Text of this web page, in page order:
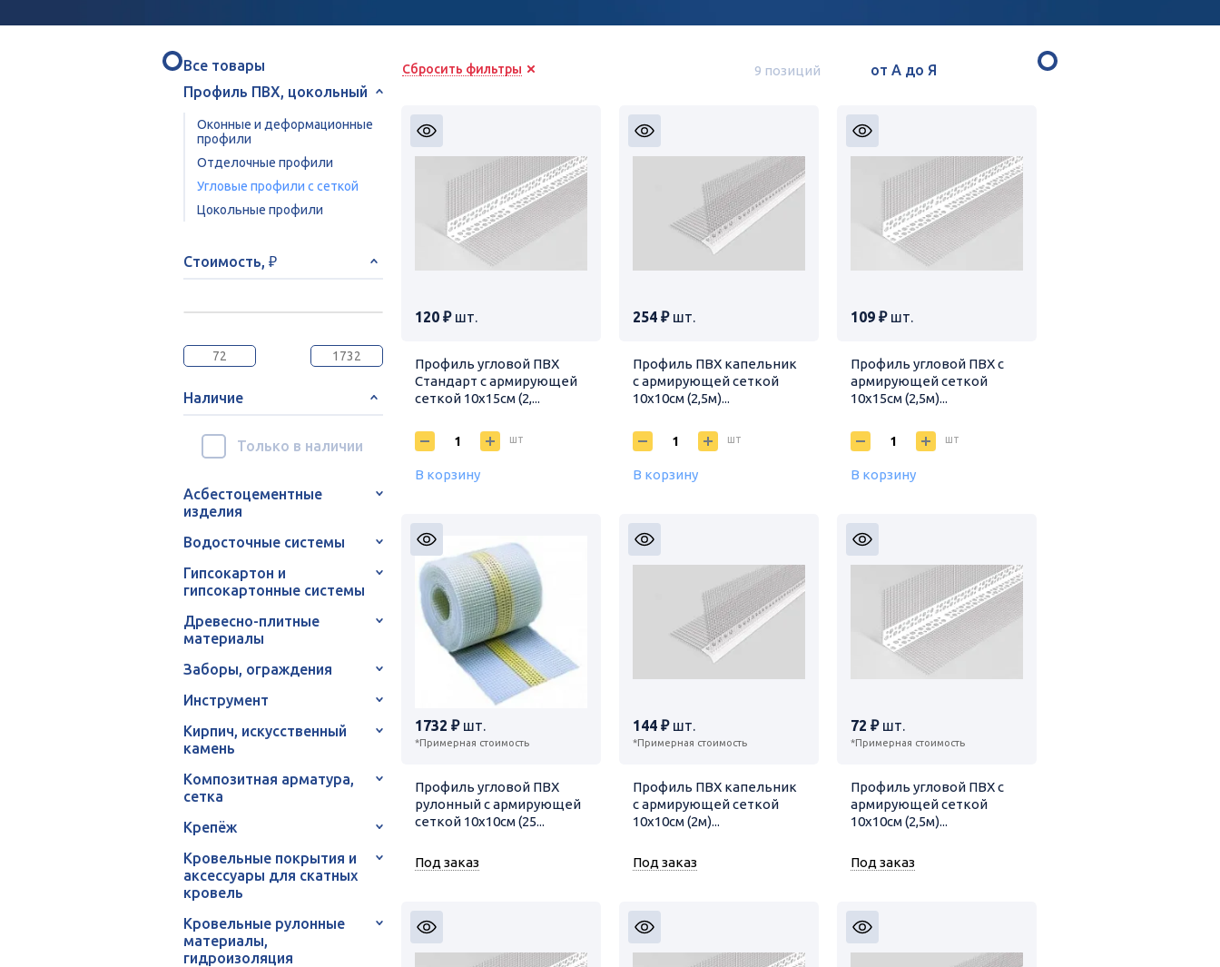
Все товары
Профиль ПВХ, цокольный
Оконные и деформационные
профили
Отделочные профили
Угловые профили с сеткой
Цокольные профили
Стоимость, ₽
Наличие
Только в наличии
Асбестоцементные
изделия
Водосточные системы
Гипсокартон и
гипсокартонные системы
Древесно-плитные
материалы
Заборы, ограждения
Инструмент
Кирпич, искусственный
камень
Композитная арматура,
сетка
Крепёж
Кровельные покрытия и
аксессуары для скатных
кровель
Кровельные рулонные
материалы,
гидроизоляция
Сбросить фильтры 9 позиций
120 ₽шт.
Профиль угловой ПВХ
Стандарт с армирующей
сеткой 10х15см (2,...
шт
В корзину
254 ₽шт.
Профиль ПВХ капельник
с армирующей сеткой
10х10см (2,5м)...
шт
В корзину
109 ₽шт.
Профиль угловой ПВХ с
армирующей сеткой
10х15см (2,5м)...
шт
В корзину
1732 ₽шт.
*Примерная стоимость
Профиль угловой ПВХ
рулонный с армирующей
сеткой 10х10см (25...
Под заказ
144 ₽шт.
*Примерная стоимость
Профиль ПВХ капельник
с армирующей сеткой
10х10см (2м)...
Под заказ
72 ₽шт.
*Примерная стоимость
Профиль угловой ПВХ с
армирующей сеткой
10х10см (2,5м)...
Под заказ